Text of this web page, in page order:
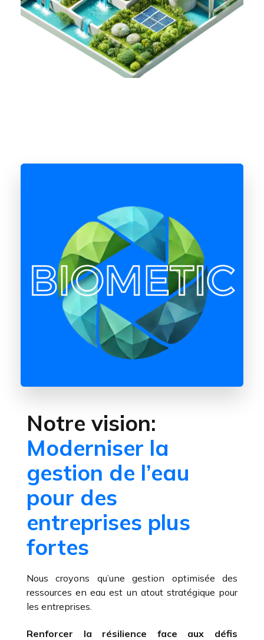
Notre vision:
Moderniser la
gestion de l’eau
pour des
entreprises plus
fortes
Nous croyons qu’une gestion optimisée des
ressources en eau est un atout stratégique pour
les entreprises.
Renforcer la résilience face aux défis